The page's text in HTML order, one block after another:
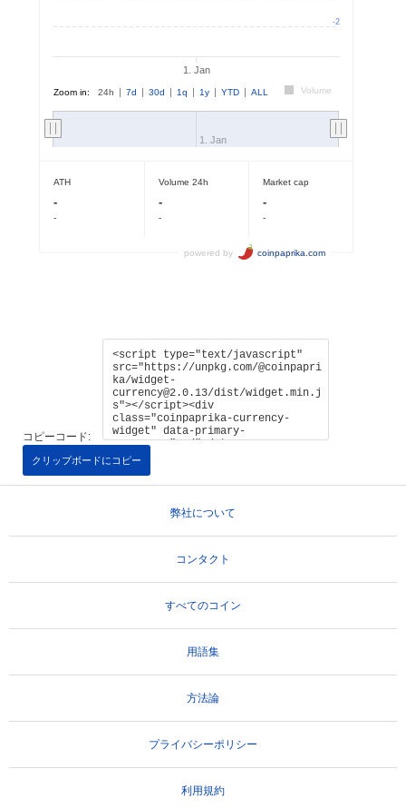
コピーコード:
クリップボードにコピー
弊社について
コンタクト
すべてのコイン
用語集
方法論
プライバシーポリシー
利用規約